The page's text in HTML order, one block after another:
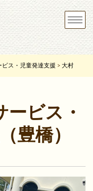
Toggle
ス・児童発達支援 > 大村
ービス・
豊橋）